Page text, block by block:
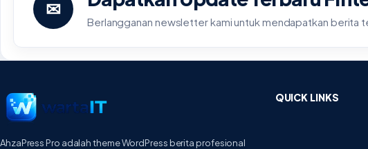
✉
Berlangganan newsletter kami untuk mendapatkan berita
AhzaPress Pro adalah theme WordPress berita profesional
QUICK LINKS